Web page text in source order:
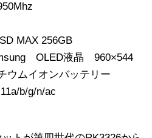
MAX 256GB
OLED液晶 960×544
ウムイオンバッテリー
b/g/n/ac